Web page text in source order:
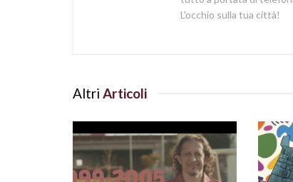
L'occhio sulla tua città!
Altri Articoli